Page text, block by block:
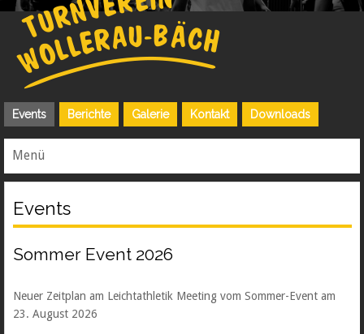
Events Berichte Galerie Kontakt Downloads
Menü
Events
Sommer Event 2026
Neuer Zeitplan am Leichtathletik Meeting vom Sommer-Event am
23. August 2026